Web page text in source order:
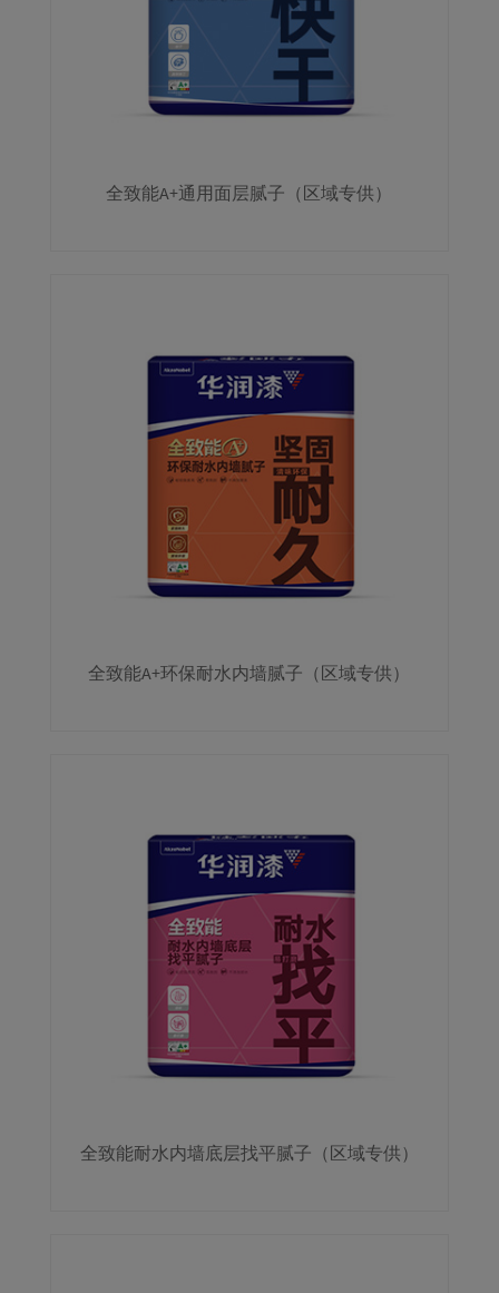
全致能A+通用面层腻子（区域专供）
全致能A+环保耐水内墙腻子（区域专供）
全致能耐水内墙底层找平腻子（区域专供）